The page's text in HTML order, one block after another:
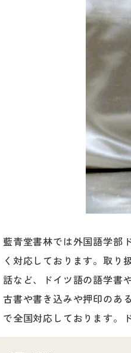
藍青堂書林では外国語学部
く対応しております。取り
話など、ドイツ語の語学書
古書や書き込みや押印のあ
で全国対応しております。